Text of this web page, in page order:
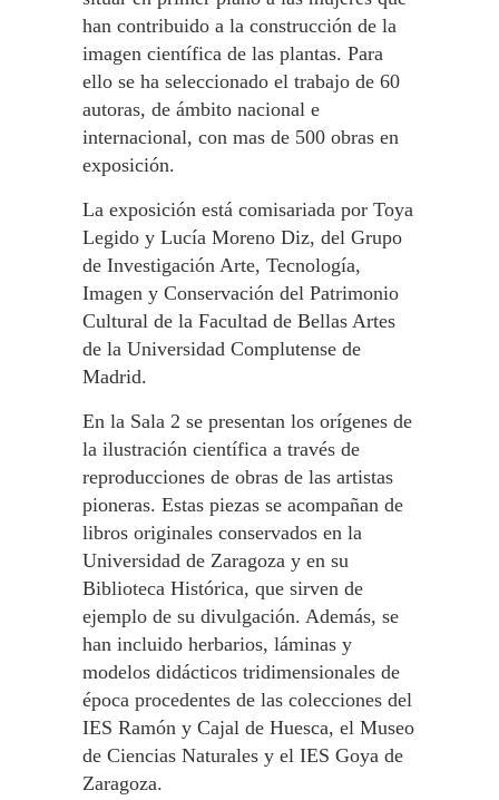
han contribuido a la construcción de la
imagen científica de las plantas. Para
ello se ha seleccionado el trabajo de 60
autoras, de ámbito nacional e
internacional, con mas de 500 obras en
exposición.
La exposición está comisariada por Toya
Legido y Lucía Moreno Diz, del Grupo
de Investigación Arte, Tecnología,
Imagen y Conservación del Patrimonio
Cultural de la Facultad de Bellas Artes
de la Universidad Complutense de
Madrid.
En la Sala 2 se presentan los orígenes de
la ilustración científica a través de
reproducciones de obras de las artistas
pioneras. Estas piezas se acompañan de
libros originales conservados en la
Universidad de Zaragoza y en su
Biblioteca Histórica, que sirven de
ejemplo de su divulgación. Además, se
han incluido herbarios, láminas y
modelos didácticos tridimensionales de
época procedentes de las colecciones del
IES Ramón y Cajal de Huesca, el Museo
de Ciencias Naturales y el IES Goya de
Zaragoza.